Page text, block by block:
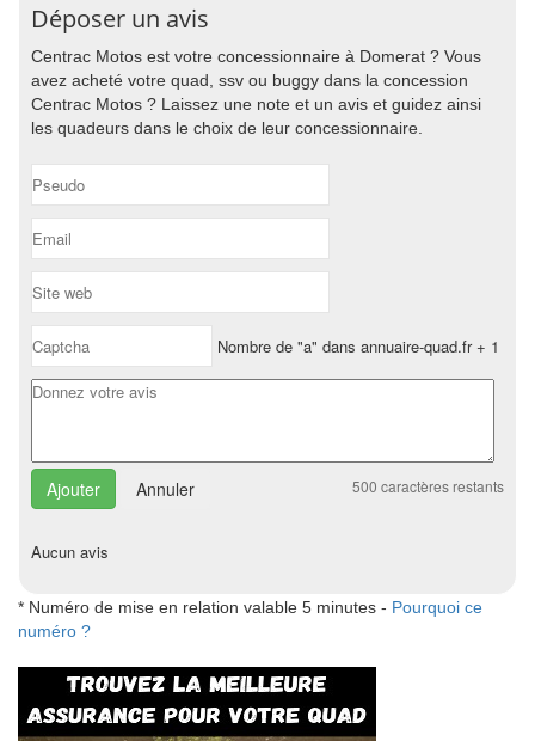
Déposer un avis
Centrac Motos est votre concessionnaire à Domerat ? Vous
avez acheté votre quad, ssv ou buggy dans la concession
Centrac Motos ? Laissez une note et un avis et guidez ainsi
les quadeurs dans le choix de leur concessionnaire.
Nombre de "a" dans annuaire-quad.fr + 1
Annuler 500 caractères restants
Aucun avis
* Numéro de mise en relation valable 5 minutes - Pourquoi ce
numéro ?